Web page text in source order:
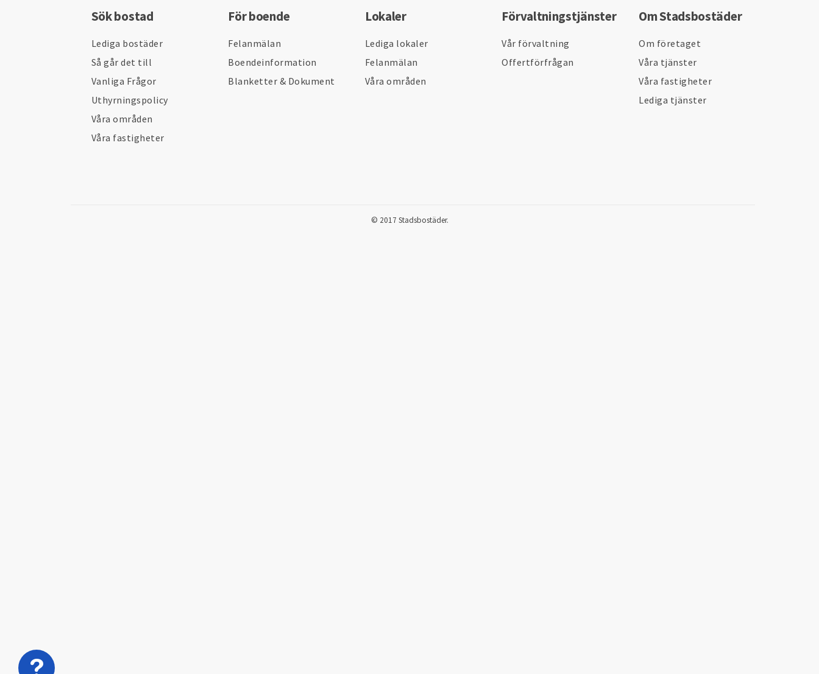
Sök bostad
Lediga bostäder
Så går det till
Vanliga Frågor
Uthyrningspolicy
Våra områden
Våra fastigheter
För boende
Felanmälan
Boendeinformation
Blanketter & Dokument
Lokaler
Lediga lokaler
Felanmälan
Våra områden
Förvaltningstjänster
Vår förvaltning
Offertförfrågan
Om Stadsbostäder
Om företaget
Våra tjänster
Våra fastigheter
Lediga tjänster
© 2017 Stadsbostäder.